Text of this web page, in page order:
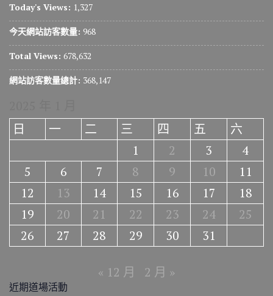
Today's Views: 1,327
今天網站訪客數量: 968
Total Views: 678,632
網站訪客數量總計: 368,147
日
一 二 三 四 五
六
1
2 3
4
5
6 7 8 9 10
11
12
13 14 15 16 17
18
19
20 21 22 23 24
25
26
27 28 29 30 31
« 12 月 2 月 »
近期道場活動